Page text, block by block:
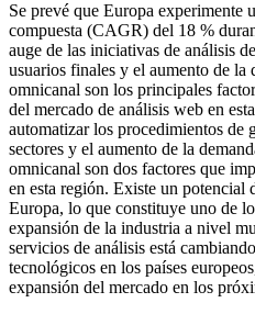
Se prevé que Europa experimente
compuesta (CAGR) del 18 %
auge de las iniciativas de análisis
usuarios finales y el aumento de la
omnicanal son los principales
del mercado de análisis web en
automatizar los procedimientos de
sectores y el aumento de la
omnicanal son dos factores que
en esta región. Existe un potencial
Europa, lo que constituye uno de
expansión de la industria a nivel
servicios de análisis está
tecnológicos en los países
expansión del mercado en los